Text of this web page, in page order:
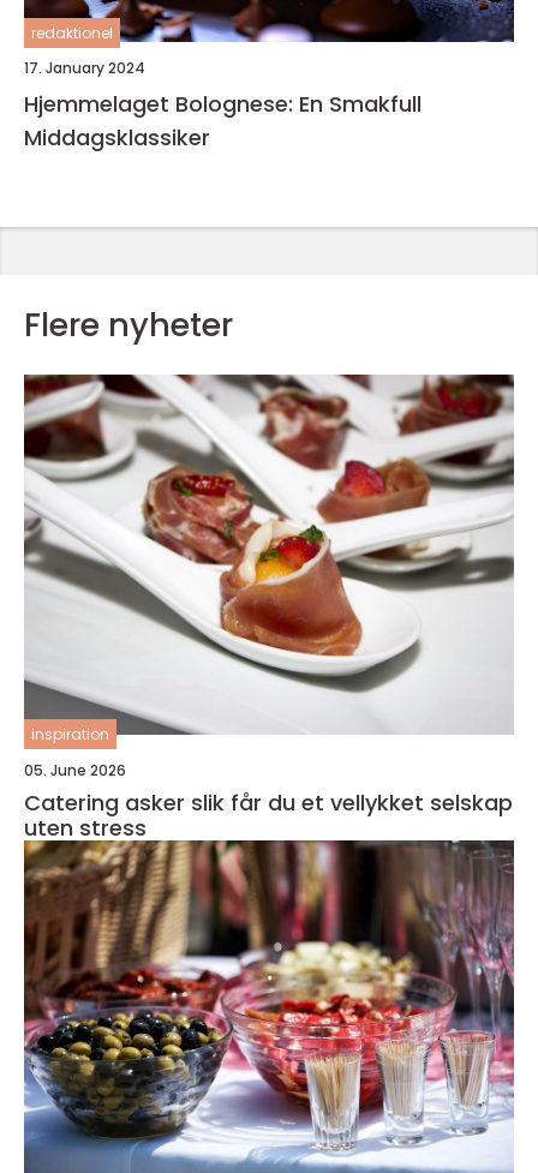
redaktionel
17. January 2024
Hjemmelaget Bolognese: En Smakfull
Middagsklassiker
Flere nyheter
inspiration
05. June 2026
Catering asker slik får du et vellykket selskap
uten stress